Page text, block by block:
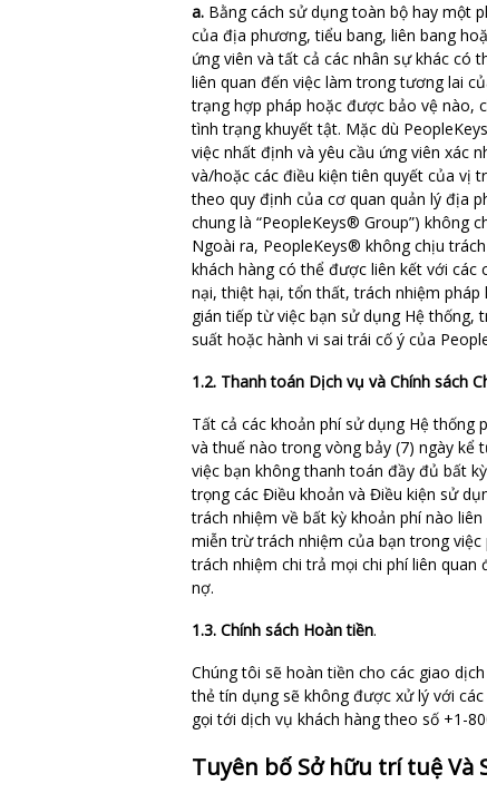
a. Bằng cách sử dụng toàn bộ hay một
của địa phương, tiểu bang, liên bang
ứng viên và tất cả các nhân sự khác có
liên quan đến việc làm trong tương lai
trạng hợp pháp hoặc được bảo vệ nào,
tình trạng khuyết tật. Mặc dù
việc nhất định và yêu cầu ứng viên xác
và/hoặc các điều kiện tiên quyết của vị
theo quy định của cơ quan quản lý địa
chung là “PeopleKeys® Group”) không
Ngoài ra, PeopleKeys® không chịu
khách hàng có thể được liên kết với các
nại, thiệt hại, tổn thất, trách nhiệm
gián tiếp từ việc bạn sử dụng Hệ thống,
suất hoặc hành vi sai trái cố ý của
1.2. Thanh toán Dịch vụ và Chính sách
Tất cả các khoản phí sử dụng Hệ
và thuế nào trong vòng bảy (7) ngày kể
việc bạn không thanh toán đầy đủ bất
trọng các Điều khoản và Điều kiện sử
trách nhiệm về bất kỳ khoản phí nào
miễn trừ trách nhiệm của bạn trong
trách nhiệm chi trả mọi chi phí liên
nợ.
1.3. Chính sách Hoàn tiền.
Chúng tôi sẽ hoàn tiền cho các giao
thẻ tín dụng sẽ không được xử lý với
gọi tới dịch vụ khách hàng theo số +1-
Tuyên bố Sở hữu trí tuệ Và